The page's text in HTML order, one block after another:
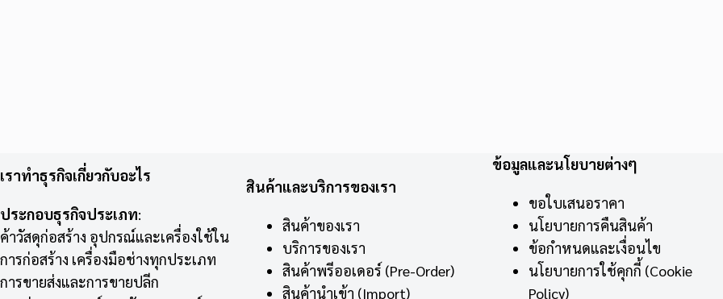
เราทำธุรกิจเกี่ยวกับอะไร
ประกอบธุรกิจประเภท:
ค้าวัสดุก่อสร้าง อุปกรณ์และเครื่องใช้ใน
การก่อสร้าง เครื่องมือช่างทุกประเภท
การขายส่งและการขายปลีก
สินค้าและบริการของเรา
สินค้าของเรา
บริการของเรา
สินค้าพรีออเดอร์(Pre-Order)
สินค้านำเข้า (Import)
ข้อมูลและนโยบายต่างๆ
ขอใบเสนอราคา
นโยบายการคืนสินค้า
ข้อกำหนดและเงื่อนไข
นโยบายการใช้คุกกี้ (Cookie
Policy)